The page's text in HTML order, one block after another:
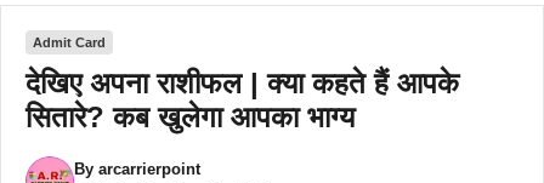
Admit Card
देखिए अपना राशीफल | क्या कहते हैं आपके
सितारे? कब खुलेगा आपका भाग्य
By arcarrierpoint